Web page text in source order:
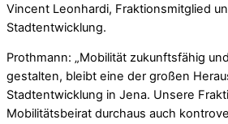
Vincent Leonhardi, Fraktionsmitglied
Stadtentwicklung.
Prothmann: „Mobilität zukunftsfähig
gestalten, bleibt eine der großen
Stadtentwicklung in Jena. Unsere
Mobilitätsbeirat durchaus auch